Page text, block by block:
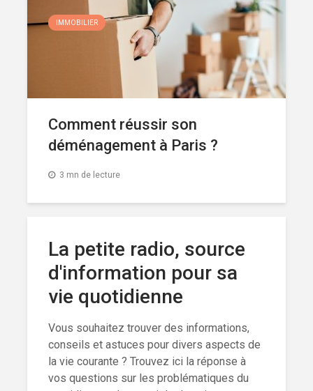
IMMOBILIER
Comment réussir son
déménagement à Paris ?
3 mn de lecture
La petite radio, source
d'information pour sa
vie quotidienne
Vous souhaitez trouver des informations,
conseils et astuces pour divers aspects de
la vie courante ? Trouvez ici la réponse à
vos questions sur les problématiques du